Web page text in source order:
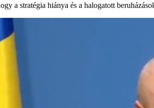
a stratégia hiánya és a halogatott